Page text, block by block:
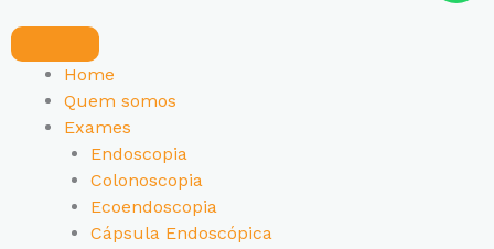
Home
Quem somos
Exames
Endoscopia
Colonoscopia
Ecoendoscopia
Cápsula Endoscópica